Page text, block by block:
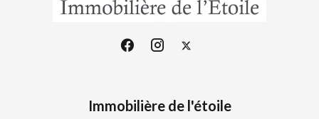
Immobilière de l'étoile